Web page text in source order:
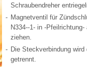
Schraubendreher
- Magnetventil für
N334--1- in -
ziehen.
- Die Steckverbindung
getrennt.